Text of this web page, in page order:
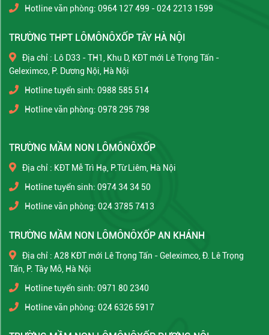
Hotline văn phòng: 0964 127 499 - 024 2213 1599
TRƯỜNG THPT LÔMÔNÔXỐP TÂY HÀ NỘI
Địa chỉ : Lô D33 - TH1, Khu D, KĐT mới Lê Trọng Tấn -
Geleximco, P. Dương Nội, Hà Nội
Hotline tuyển sinh: 0988 585 514
Hotline văn phòng: 0978 295 798
TRƯỜNG MẦM NON LÔMÔNÔXỐP
Địa chỉ : KĐT Mễ Trì Hạ, P.Từ Liêm, Hà Nội
Hotline tuyển sinh: 0974 34 34 50
Hotline văn phòng: 024 3785 7413
TRƯỜNG MẦM NON LÔMÔNÔXỐP AN KHÁNH
Địa chỉ : A28 KĐT mới Lê Trọng Tấn - Geleximco, Đ. Lê Trọng
Tấn, P. Tây Mỗ, Hà Nội
Hotline tuyển sinh: 0971 80 2340
Hotline văn phòng: 024 6326 5917